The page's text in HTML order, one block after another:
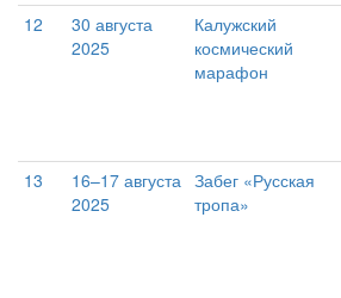
12
30 августа
2025
Калужский
космический
марафон
13
16–17 августа
2025
Забег «Русская
тропа»